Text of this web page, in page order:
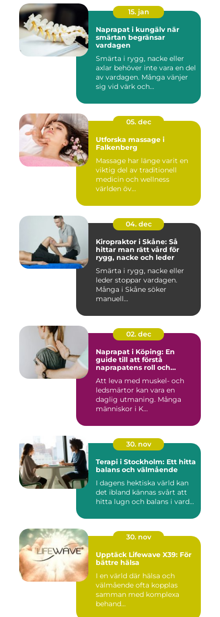
15. jan
Naprapat i kungälv när
smärtan begränsar
vardagen
Smärta i rygg, nacke eller
axlar behöver inte vara en del
av vardagen. Många vänjer
sig vid värk och...
05. dec
Utforska massage i
Falkenberg
Massage har länge varit en
viktig del av traditionell
medicin och wellness
världen öv...
04. dec
Kiropraktor i Skåne: Så
hittar man rätt vård för
rygg, nacke och leder
Smärta i rygg, nacke eller
leder stoppar vardagen.
Många i Skåne söker
manuell...
02. dec
Naprapat i Köping: En
guide till att förstå
naprapatens roll och
Att leva med muskel- och
ledsmärtor kan vara en
daglig utmaning. Många
människor i K...
30. nov
Terapi i Stockholm: Ett hitta
balans och välmående
I dagens hektiska värld kan
det ibland kännas svårt att
hitta lugn och balans i vard...
30. nov
Upptäck Lifewave X39: För
bättre hälsa
I en värld där hälsa och
välmående ofta kopplas
samman med komplexa
behand...